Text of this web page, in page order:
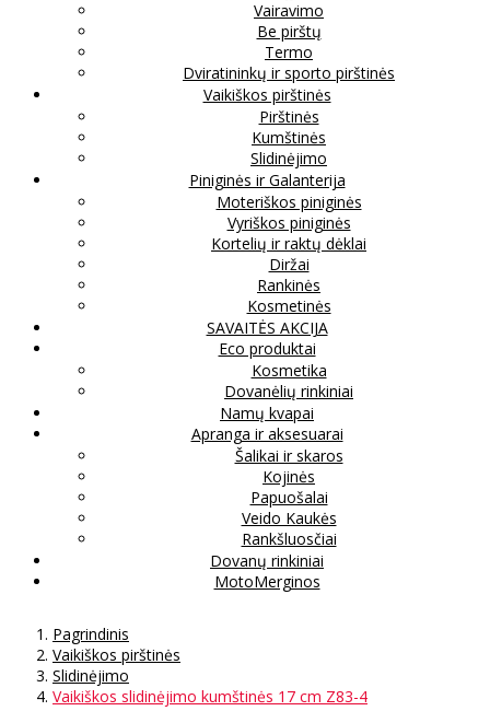
Vairavimo
Be pirštų
Termo
Dviratininkų ir sporto pirštinės
Vaikiškos pirštinės
Pirštinės
Kumštinės
Slidinėjimo
Piniginės ir Galanterija
Moteriškos piniginės
Vyriškos piniginės
Kortelių ir raktų dėklai
Diržai
Rankinės
Kosmetinės
SAVAITĖS AKCIJA
Eco produktai
Kosmetika
Dovanėlių rinkiniai
Namų kvapai
Apranga ir aksesuarai
Šalikai ir skaros
Kojinės
Papuošalai
Veido Kaukės
Rankšluosčiai
Dovanų rinkiniai
MotoMerginos
Pagrindinis
Vaikiškos pirštinės
Slidinėjimo
Vaikiškos slidinėjimo kumštinės 17 cm Z83-4